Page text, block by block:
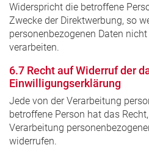
Widerspricht die betroffene
Zwecke der Direktwerbung, so
personenbezogenen Daten
verarbeiten.
6.7 Recht auf Widerruf der
Einwilligungserklärung
Jede von der Verarbeitung
betroffene Person hat das
Verarbeitung
widerrufen.